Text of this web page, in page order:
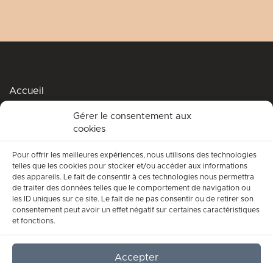
Gérer le consentement aux
cookies
Pour offrir les meilleures expériences, nous utilisons des technologies
telles que les cookies pour stocker et/ou accéder aux informations
des appareils. Le fait de consentir à ces technologies nous permettra
de traiter des données telles que le comportement de navigation ou
les ID uniques sur ce site. Le fait de ne pas consentir ou de retirer son
consentement peut avoir un effet négatif sur certaines caractéristiques
et fonctions.
Accepter
Accueil
Accompagnement spirituel
Qui suis-je ?
Conditions générales d’utilisation
Mentions légales